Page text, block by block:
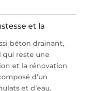
et la
béton drainant,
reste une
et la rénovation
d’un
et d’eau,